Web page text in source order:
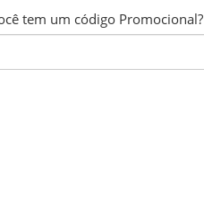
tem um código Promocional?